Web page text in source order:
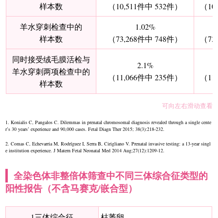
样本数
（10,511件中 532件）
（
羊水穿刺检查中的
样本数
1.02%
（73,268件中 748件）
（
同时接受绒毛膜活检与
羊水穿刺两项检查中的
样本数
2.1%
（11,066件中 235件）
（
可向左右滑动查看
1. Konialis C, Pangalos C. Dilemmas in prenatal chromosomal diagnosis revealed through a single cente
r’s 30 years’ experience and 90,000 cases. Fetal Diagn Ther 2015; 38(3):218-232.
2. Comas C, Echevarria M, Rodríguez I, Serra B, Cirigliano V. Prenatal invasive testing: a 13-year singl
e institution experience. J Matern Fetal Neonatal Med 2014 Aug;27(12):1209-12.
全染色体非整倍体筛查中不同三体综合征类型的
阳性报告（不含马赛克/嵌合型）